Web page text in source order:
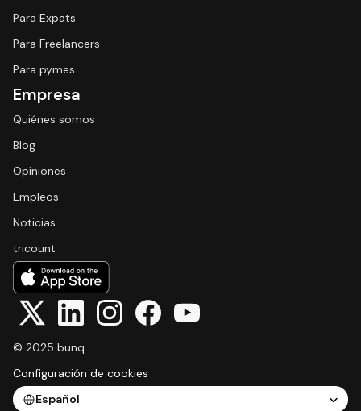
Para Expats
Para Freelancers
Para pymes
Empresa
Quiénes somos
Blog
Opiniones
Empleos
Noticias
tricount
© 2025 bunq
Configuración de cookies
Select Language
Español